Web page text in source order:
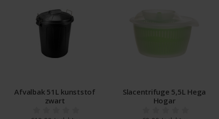
Afvalbak 51L kunststof
zwart
Slacentrifuge 5,5L Hega
Hogar